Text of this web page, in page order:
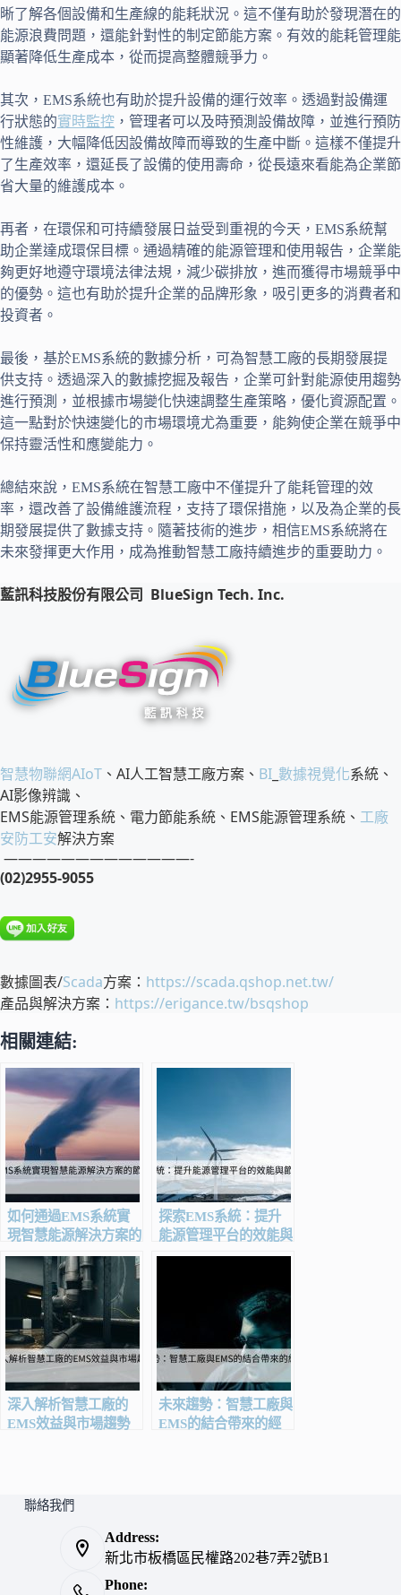
晰了解各個設備和生產線的能耗狀況。這不僅有助於發現潛在的
能源浪費問題，還能針對性的制定節能方案。有效的能耗管理能
顯著降低生產成本，從而提高整體競爭力。
其次，EMS系統也有助於提升設備的運行效率。透過對設備運
行狀態的實時監控 ，管理者可以及時預測設備故障，並進行預防
性維護，大幅降低因設備故障而導致的生產中斷。這樣不僅提升
了生產效率，還延長了設備的使用壽命，從長遠來看能為企業節
省大量的維護成本。
再者，在環保和可持續發展日益受到重視的今天，EMS系統幫
助企業達成環保目標。通過精確的能源管理和使用報告，企業能
夠更好地遵守環境法律法規，減少碳排放，進而獲得市場競爭中
的優勢。這也有助於提升企業的品牌形象，吸引更多的消費者和
投資者。
最後，基於EMS系統的數據分析，可為智慧工廠的長期發展提
供支持。透過深入的數據挖掘及報告，企業可針對能源使用趨勢
進行預測，並根據市場變化快速調整生產策略，優化資源配置。
這一點對於快速變化的市場環境尤為重要，能夠使企業在競爭中
保持靈活性和應變能力。
總結來說，EMS系統在智慧工廠中不僅提升了能耗管理的效
率，還改善了設備維護流程，支持了環保措施，以及為企業的長
期發展提供了數據支持。隨著技術的進步，相信EMS系統將在
未來發揮更大作用，成為推動智慧工廠持續進步的重要助力。
藍訊科技股份有限公司 BlueSign Tech. Inc.
智慧物聯網AIoT 、AI人工智慧工廠方案、 BI 數據視覺化系統、
AI影像辨識、
EMS能源管理系統、電力節能系統、EMS能源管理系統、 工廠
安防工安解決方案
—————————————-
(02)2955-9055
數據圖表/Scada方案： https://scada.qshop.net.tw/
產品與解決方案： https://erigance.tw/bsqshop
相關連結:
如何通過EMS系統實
現智慧能源解決方案的
節能減碳目標
探索EMS系統：提升
能源管理平台的效能與
節能減碳目標
深入解析智慧工廠的
EMS效益與市場趨勢
未來趨勢：智慧工廠與
EMS的結合帶來的經
聯絡我們
Address:
新北市板橋區民權路202巷7弄2號B1
Phone: